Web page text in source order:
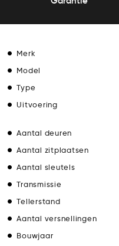
Merk
Model
Type
Uitvoering
Aantal deuren
Aantal zitplaatsen
Aantal sleutels
Transmissie
Tellerstand
Aantal versnellingen
Bouwjaar